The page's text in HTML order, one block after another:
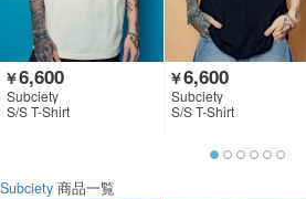
￥6,600
Subciety
S/S T-Shirt
￥6,600
Subciety
S/S T-Shirt
Subciety 商品一覧